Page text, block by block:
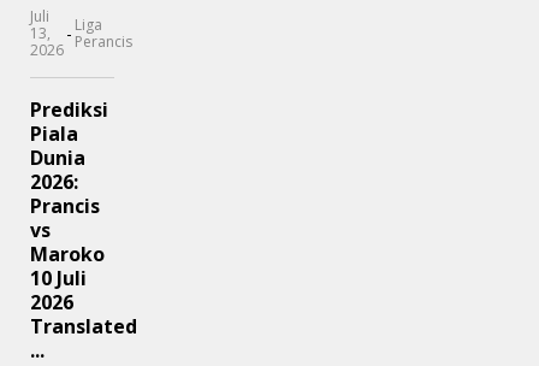
Juli
13,
2026
- Liga
Perancis
Prediksi
Piala
Dunia
2026:
Prancis
vs
Maroko
10 Juli
2026
Translated
...